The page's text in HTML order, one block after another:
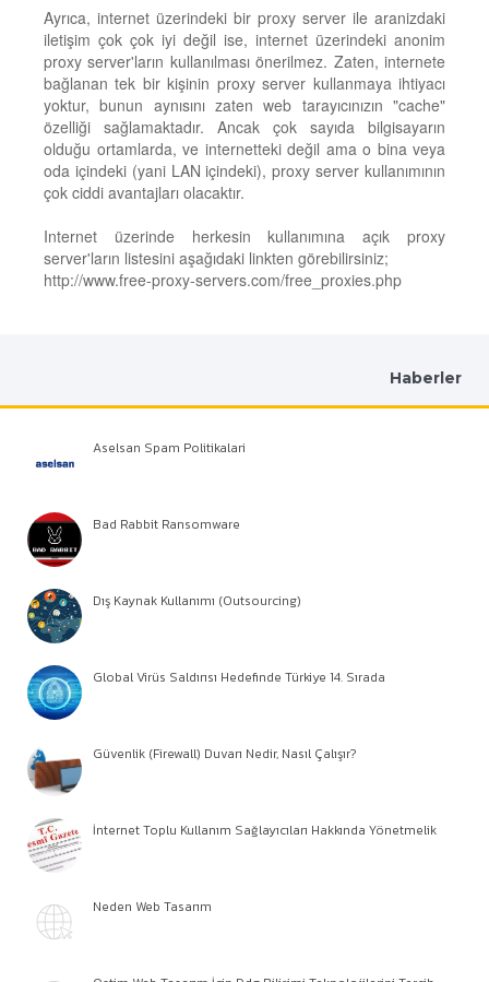
Ayrıca, internet üzerindeki bir proxy server ile aranizdaki
iletişim çok çok iyi değil ise, internet üzerindeki anonim
proxy server'ların kullanılması önerilmez. Zaten, internete
bağlanan tek bir kişinin proxy server kullanmaya ihtiyacı
yoktur, bunun aynısını zaten web tarayıcınızın "cache"
özelliği sağlamaktadır. Ancak çok sayıda bilgisayarın
olduğu ortamlarda, ve internetteki değil ama o bina veya
oda içindeki (yani LAN içindeki), proxy server kullanımının
çok ciddi avantajları olacaktır.
Internet üzerinde herkesin kullanımına açık proxy
server'ların listesini aşağıdaki linkten görebilirsiniz;
http://www.free-proxy-servers.com/free_proxies.php
Haberler
Aselsan Spam Politikalari
Bad Rabbit Ransomware
Dış Kaynak Kullanımı (Outsourcing)
Global Virüs Saldırısı Hedefinde Türkiye 14. Sırada
Güvenlik (Firewall) Duvarı Nedir, Nasıl Çalışır?
İnternet Toplu Kullanım Sağlayıcıları Hakkında Yönetmelik
Neden Web Tasarım